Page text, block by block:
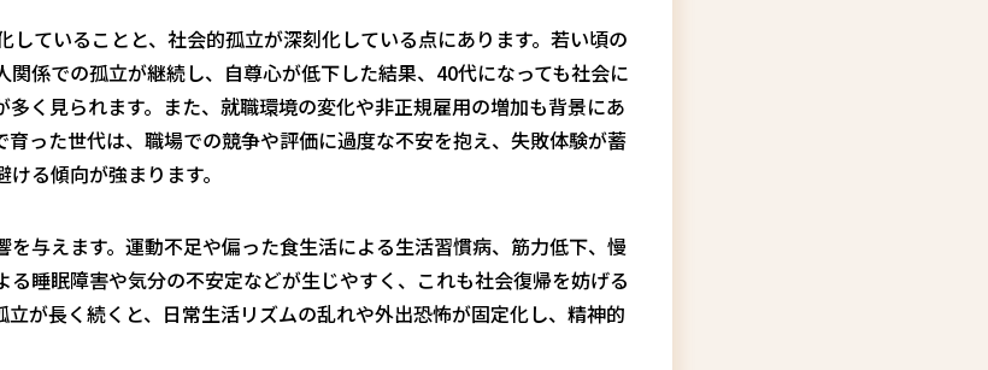
していることと、社会的孤立が深刻化している点にあります。若い頃の
係での孤立が継続し、自尊心が低下した結果、40代になっても社会に
く見られます。また、就職環境の変化や非正規雇用の増加も背景にあ
育った世代は、職場での競争や評価に過度な不安を抱え、失敗体験が蓄
る傾向が強まります。
与えます。運動不足や偏った食生活による生活習慣病、筋力低下、慢
睡眠障害や気分の不安定などが生じやすく、これも社会復帰を妨げる
が長く続くと、日常生活リズムの乱れや外出恐怖が固定化し、精神的